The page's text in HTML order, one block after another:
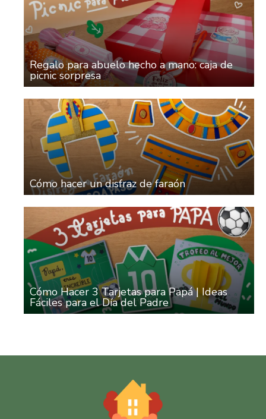
Regalo para abuelo hecho a mano: caja de
picnic sorpresa
Cómo hacer un disfraz de faraón
Cómo Hacer 3 Tarjetas para Papá | Ideas
Fáciles para el Día del Padre